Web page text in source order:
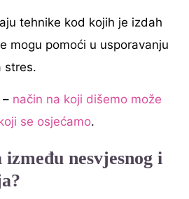
tehnike kod kojih je izdah
mogu pomoći u usporavanju
stres.
način na koji dišemo može
se osjećamo.
nesvjesnog i